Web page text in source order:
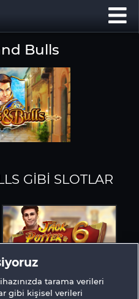
Bulls
GIBI SLOTLAR
tarama verileri
gibi kişisel verileri